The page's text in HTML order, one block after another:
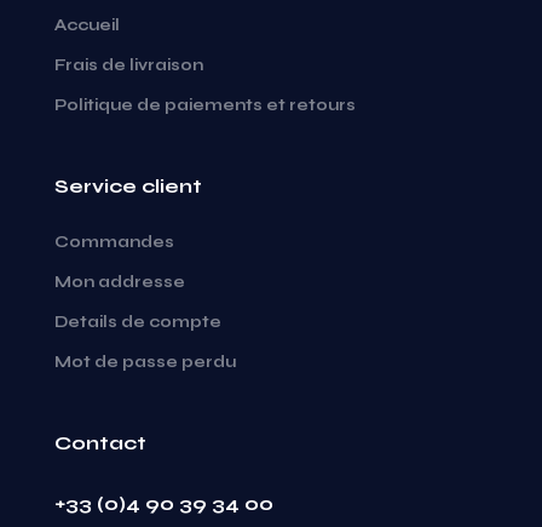
Accueil
Frais de livraison
Politique de paiements et retours
Service client
Commandes
Mon addresse
Details de compte
Mot de passe perdu
Contact
+33 (0)4 90 39 34 00